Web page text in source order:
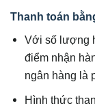
Thanh toán
Với số lượng
điểm nhận
ngân hàng là
Hình thức